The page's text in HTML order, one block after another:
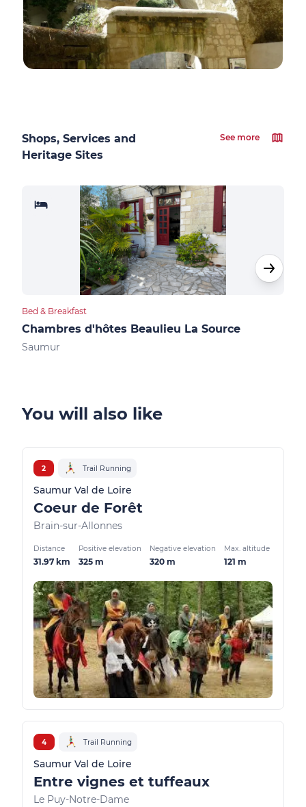
Shops, Services and
Heritage Sites
See more
Bed & Breakfast
Chambres d'hôtes Beaulieu La Source
Saumur
You will also like
2 Trail Running
Saumur Val de Loire
Coeur de Forêt
Brain-sur-Allonnes
Distance
31.97 km
Positive elevation
325 m
Negative elevation
320 m
Max. altitude
121 m
4 Trail Running
Saumur Val de Loire
Entre vignes et tuffeaux
Le Puy-Notre-Dame